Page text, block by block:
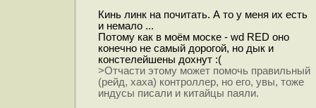
Кинь линк на почитать. А то у меня их есть
и немало ...
Потому как в моём моске - wd RED оно
конечно не самый дорогой, но дык и
констелейшены дохнут :(
>Отчасти этому может помочь правильный
(рейд, хаха) контроллер, но его, увы, тоже
индусы писали и китайцы паяли.